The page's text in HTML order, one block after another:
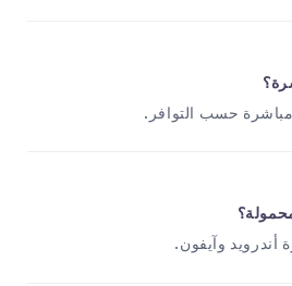
مباشرة حسب التوافر.
أندرويد وآيفون.